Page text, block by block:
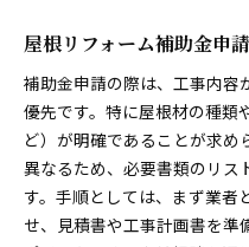
屋根リフォーム補助金申
補助金申請の際は、工事内容
優先です。特に屋根材の種類
ど）が明確であることが求め
異なるため、必要書類のリス
す。手順としては、まず業者
せ、見積書や工事計画書を準